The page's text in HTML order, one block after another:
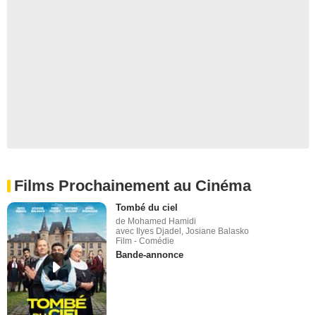
Films Prochainement au Cinéma
Tombé du ciel
de Mohamed Hamidi
avec Ilyes Djadel, Josiane Balasko
Film - Comédie
Bande-annonce